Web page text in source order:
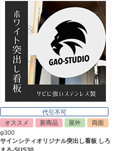
代引不可
オススメ
新商品 屋外
両面
φ300
サインシティオリジナル突出し看板 しろ